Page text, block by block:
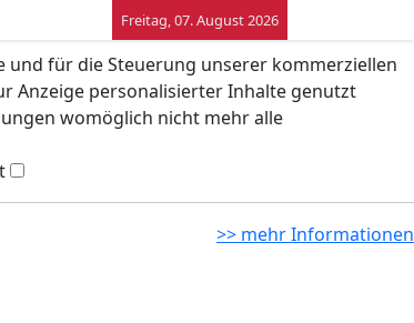
und für die Steuerung unserer kommerziellen
Anzeige personalisierter Inhalte genutzt
womöglich nicht mehr alle
>> mehr Informationen
Freitag, 07. August 2026